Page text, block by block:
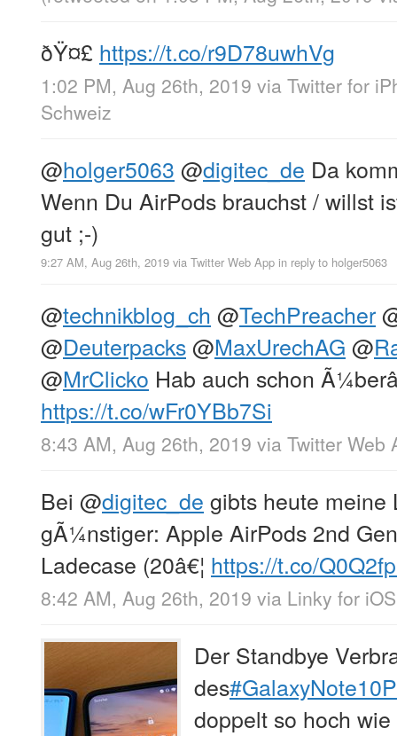
ðŸ¤£ https://t.co/r9D78uwhVg
1:02 PM, Aug 26th, 2019 via Twitter for
Schweiz
@holger5063 @digitec_de Da
Wenn Du AirPods brauchst / willst
gut ;-)
9:27 AM, Aug 26th, 2019 via Twitter Web App in reply to holger5063
@technikblog_ch @TechPreacher
@Deuterpacks@MaxUrechAG @
@MrClicko Hab auch schon
https://t.co/wFr0YBb7Si
8:43 AM, Aug 26th, 2019 via Twitter Web
Bei @digitec_de gibts heute meine
gÃ¼nstiger: Apple AirPods 2nd
Ladecase (20â€¦ https://t.co/
8:42 AM, Aug 26th, 2019 via Linky for iOS
Der Standbye
des
doppelt so hoch wie